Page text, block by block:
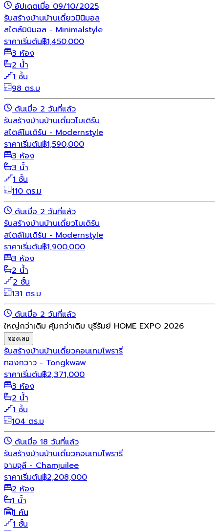
อัปเดตเมื่อ 09/10/2025
รับสร้างบ้านบ้านเดี่ยวมินิมอล
สไตล์มินิมอล - Minimalstyle
ราคาเริ่มต้น฿1,450,000
3 ห้อง
2 น้ำ
1 ชั้น
98 ตร.ม
ดันเมื่อ 2 วันที่แล้ว
รับสร้างบ้านบ้านเดี่ยวโมเดิร์น
สไตล์โมเดิร์น - Modernstyle
ราคาเริ่มต้น฿1,590,000
3 ห้อง
3 น้ำ
1 ชั้น
110 ตร.ม
ดันเมื่อ 2 วันที่แล้ว
รับสร้างบ้านบ้านเดี่ยวโมเดิร์น
สไตล์โมเดิร์น - Modernstyle
ราคาเริ่มต้น฿1,900,000
3 ห้อง
2 น้ำ
2 ชั้น
131 ตร.ม
ดันเมื่อ 2 วันที่แล้ว
ใหญ่กว่าเดิม คุ้มกว่าเดิม บุรีรัมย์ HOME EXPO 2026
จองเลย
รับสร้างบ้านบ้านเดี่ยวคอนเทมโพรารี่
ทองกวาว - Tongkwaw
ราคาเริ่มต้น฿2,371,000
3 ห้อง
2 น้ำ
1 ชั้น
104 ตร.ม
ดันเมื่อ 18 วันที่แล้ว
รับสร้างบ้านบ้านเดี่ยวคอนเทมโพรารี่
จามจุลี - Chamjuilee
ราคาเริ่มต้น฿2,208,000
2 ห้อง
1 น้ำ
1 คัน
1 ชั้น